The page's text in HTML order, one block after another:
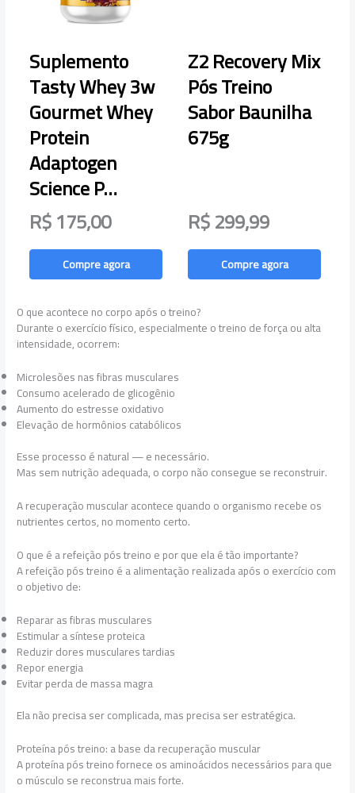
Suplemento
Tasty Whey 3w
Gourmet Whey
Protein
Adaptogen
Science P…
R$ 175,00
Compre agora
Z2 Recovery Mix
Pós Treino
Sabor Baunilha
675g
R$ 299,99
Compre agora
O que acontece no corpo após o treino?
Durante o exercício físico, especialmente o treino de força ou alta
intensidade, ocorrem:
Microlesões nas fibras musculares
Consumo acelerado de glicogênio
Aumento do estresse oxidativo
Elevação de hormônios catabólicos
Esse processo é natural — e necessário.
Mas sem nutrição adequada, o corpo não consegue se reconstruir.
A recuperação muscular acontece quando o organismo recebe os
nutrientes certos, no momento certo.
O que é a refeição pós treino e por que ela é tão importante?
A refeição pós treino é a alimentação realizada após o exercício com
o objetivo de:
Reparar as fibras musculares
Estimular a síntese proteica
Reduzir dores musculares tardias
Repor energia
Evitar perda de massa magra
Ela não precisa ser complicada, mas precisa ser estratégica.
Proteína pós treino: a base da recuperação muscular
A proteína pós treino fornece os aminoácidos necessários para que
o músculo se reconstrua mais forte.